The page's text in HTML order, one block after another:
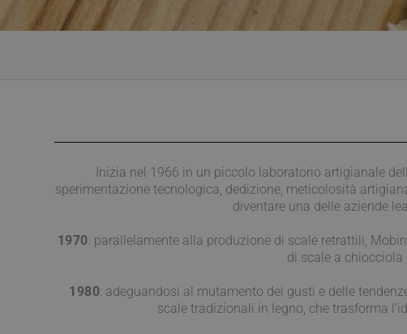
Inizia nel 1966 in un piccolo laboratorio artigianale
sperimentazione tecnologica, dedizione, meticolosità
diventare una delle aziende
1970: parallelamente alla produzione di scale retrattili,
di scale a
1980: adeguandosi al mutamento dei gusti e delle
scale tradizionali in legno, che trasforma